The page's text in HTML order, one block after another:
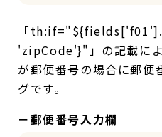
「
'zipCode'}"」の記載に
が郵便番号の場合に郵便
グです。
－郵便番号入力欄